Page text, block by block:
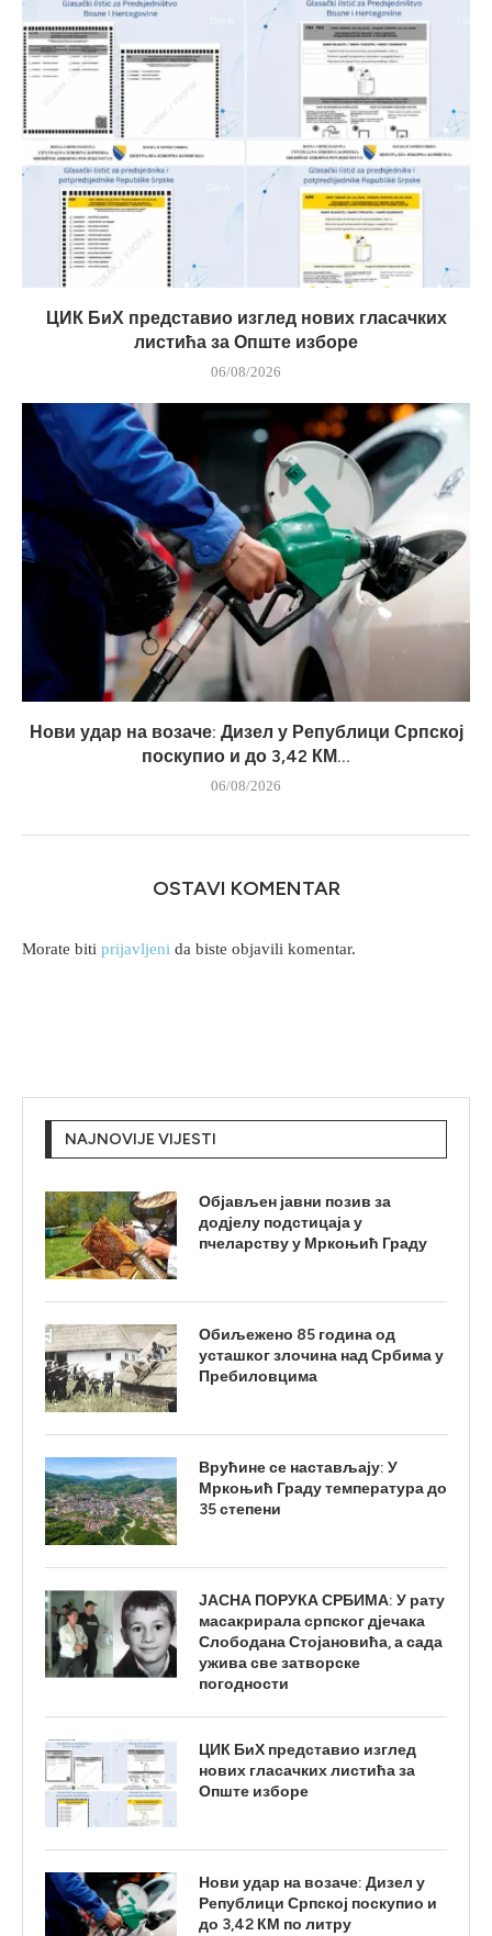
ЦИК БиХ представио изглед нових гласачких
листића за Опште изборе
06/08/2026
Нови удар на возаче: Дизел у Републици Српској
поскупио и до 3,42 КМ...
06/08/2026
OSTAVI KOMENTAR
Morate biti prijavljeni da biste objavili komentar.
NAJNOVIJE VIJESTI
Објављен јавни позив за
додјелу подстицаја у
пчеларству у Мркоњић Граду
Обиљежено 85 година од
усташког злочина над Србима у
Пребиловцима
Врућине се настављају: У
Мркоњић Граду температура до
35 степени
ЈАСНА ПОРУКА СРБИМА: У рату
масакрирала српског дјечака
Слободана Стојановића, а сада
ужива све затворске
погодности
ЦИК БиХ представио изглед
нових гласачких листића за
Опште изборе
Нови удар на возаче: Дизел у
Републици Српској поскупио и
до 3,42 КМ по литру